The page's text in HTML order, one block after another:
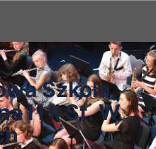
Szkoła
I I II St. W